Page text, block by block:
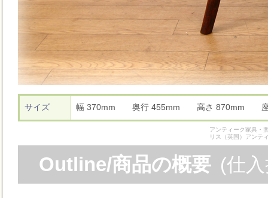
サイズ 幅 370mm 奥行 455mm 高さ 870mm
アンティーク家具・
リス（英国）アンテ
Outline/商品の概要 (仕